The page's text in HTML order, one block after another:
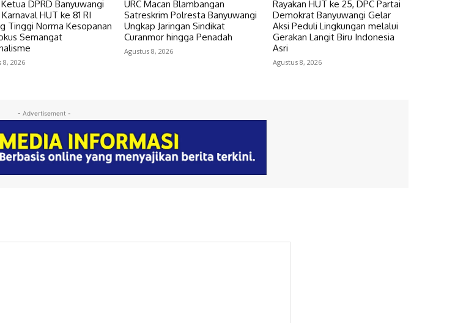
DPRD Banyuwangi
HUT ke 81 RI
Tinggi Norma Kesopanan
Semangat
8, 2026
URC Macan Blambangan
Satreskrim Polresta Banyuwangi
Ungkap Jaringan Sindikat
Curanmor hingga Penadah
Agustus 8, 2026
Rayakan HUT ke 25, DPC Partai
Demokrat Banyuwangi Gelar
Aksi Peduli Lingkungan melalui
Gerakan Langit Biru Indonesia
Asri
Agustus 8, 2026
- Advertisement -